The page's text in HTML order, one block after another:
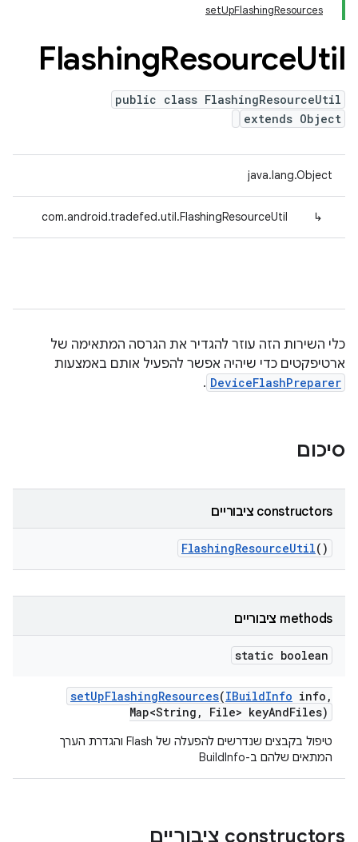
setUpFlashingResources
FlashingResourceUtil
public class FlashingResourceUtil
extends Object
java.lang.Object
↳
com.android.tradefed.util.FlashingResourceUtil
כלי השירות הזה עוזר להגדיר את הגרסה המתאימה של
ארטיפקטים כדי שיהיה אפשר להפעיל אותם באמצעות
DeviceFlashPreparer
.
סיכום
‫constructors ציבוריים
FlashingResourceUtil()
‫methods ציבוריים
static boolean
setUpFlashingResources(IBuildInfo info ,
Map<String , File> keyAndFiles)
טיפול בקבצים שנדרשים להפעלה של Flash והגדרת הערך
המתאים שלהם ב-BuildInfo
‫constructors ציבוריים